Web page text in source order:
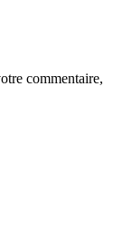
commentaire,